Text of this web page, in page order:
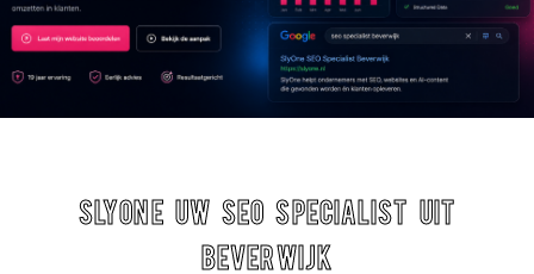
SlyOne uw Seo Specialist uit
Beverwijk